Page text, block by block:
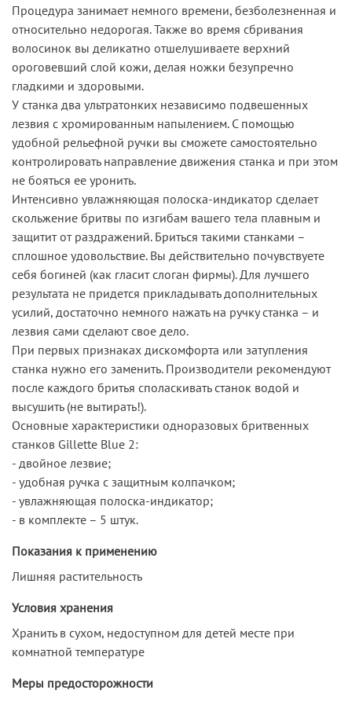
Процедура занимает немного времени, безболезненная и
относительно недорогая. Также во время сбривания
волосинок вы деликатно отшелушиваете верхний
ороговевший слой кожи, делая ножки безупречно
гладкими и здоровыми.
У станка два ультратонких независимо подвешенных
лезвия с хромированным напылением. С помощью
удобной рельефной ручки вы сможете самостоятельно
контролировать направление движения станка и при этом
не бояться ее уронить.
Интенсивно увлажняющая полоска-индикатор сделает
скольжение бритвы по изгибам вашего тела плавным и
защитит от раздражений. Бриться такими станками –
сплошное удовольствие. Вы действительно почувствуете
себя богиней (как гласит слоган фирмы). Для лучшего
результата не придется прикладывать дополнительных
усилий, достаточно немного нажать на ручку станка – и
лезвия сами сделают свое дело.
При первых признаках дискомфорта или затупления
станка нужно его заменить. Производители рекомендуют
после каждого бритья споласкивать станок водой и
высушить (не вытирать!).
Основные характеристики одноразовых бритвенных
станков Gillette Blue 2:
- двойное лезвие;
- удобная ручка с защитным колпачком;
- увлажняющая полоска-индикатор;
- в комплекте – 5 штук.
Показания к применению
Лишняя растительность
Условия хранения
Хранить в сухом, недоступном для детей месте при
комнатной температуре
Меры предосторожности